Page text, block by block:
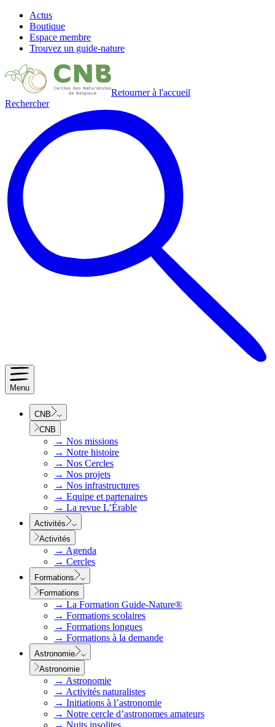
Actus
Boutique
Espace membre
Trouvez un guide-nature
Retourner à l'accueil
Rechercher
Menu
CNB
CNB
→ Nos missions
→ Notre histoire
→ Nos Cercles
→ Nos projets
→ Nos infrastructures
→ Equipe et partenaires
→ La revue L’Érable
Activités
Activités
→ Agenda
→ Cercles
Formations
Formations
→ La Formation Guide-Nature®
→ Formations scolaires
→ Formations longues
→ Formations à la demande
Astronomie
Astronomie
→ Astronomie
→ Activités naturalistes
→ Initiations à l’astronomie
→ Notre cercle d’astronomes amateurs